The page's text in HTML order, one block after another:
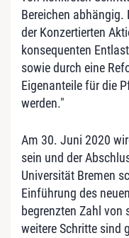
Bereichen abhängig.
der Konzertierten
konsequenten
sowie durch eine
Eigenanteile für die
werden."
Am 30. Juni 2020
sein und der
Universität Bremen
Einführung des
begrenzten Zahl von
weitere Schritte sind